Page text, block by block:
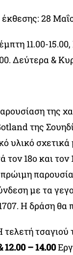
28
11.00-
Δεύτερα &
της
της
υλικό σχετικά
τον 18ο και
πρώιμη
με τα
Η δράση θα
τελετή τσαγιού
12.00 – 14.00